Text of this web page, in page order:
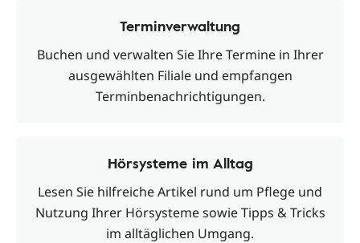
Terminverwaltung
Buchen und verwalten Sie Ihre Termine in Ihrer
ausgewählten Filiale und empfangen
Terminbenachrichtigungen.
Hörsysteme im Alltag
Lesen Sie hilfreiche Artikel rund um Pflege und
Nutzung Ihrer Hörsysteme sowie Tipps & Tricks
im alltäglichen Umgang.